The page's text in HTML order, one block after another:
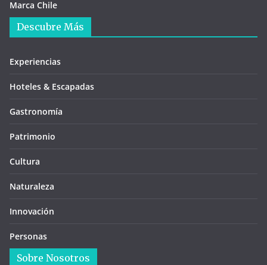
Marca Chile
Descubre Más
Experiencias
Hoteles & Escapadas
Gastronomía
Patrimonio
Cultura
Naturaleza
Innovación
Personas
Sobre Nosotros